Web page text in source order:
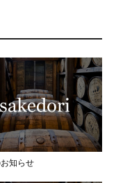
知らせ